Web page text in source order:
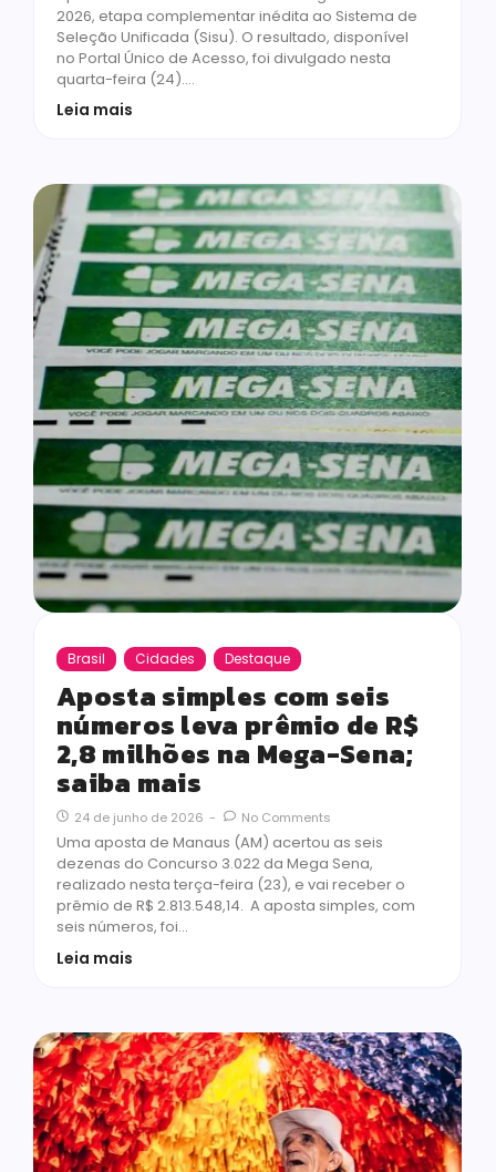
2026, etapa complementar inédita ao Sistema de
Seleção Unificada (Sisu). O resultado, disponível
no Portal Único de Acesso, foi divulgado nesta
quarta-feira (24).…
Leia mais
Brasil Cidades Destaque
Aposta simples com seis
números leva prêmio de R$
2,8 milhões na Mega-Sena;
saiba mais
24 de junho de 2026 - No Comments
Uma aposta de Manaus (AM) acertou as seis
dezenas do Concurso 3.022 da Mega Sena,
realizado nesta terça-feira (23), e vai receber o
prêmio de R$ 2.813.548,14. A aposta simples, com
seis números, foi…
Leia mais